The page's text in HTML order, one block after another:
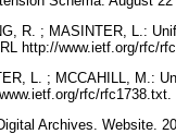
R. ; MASINTER, L.:
http://www.ietf.org/rfc/
L. ; MCCAHILL, M.:
rfc/rfc1738.txt.
Archives. Website.